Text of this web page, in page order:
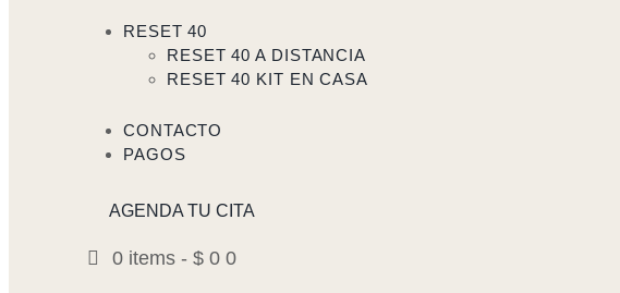
RESET 40
RESET 40 A DISTANCIA
RESET 40 KIT EN CASA
CONTACTO
PAGOS
AGENDA TU CITA
0 items - $ 0 0